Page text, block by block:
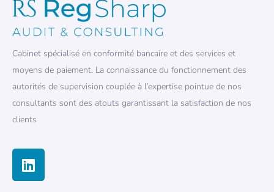
Cabinet spécialisé en conformité bancaire et des services et
moyens de paiement. La connaissance du fonctionnement des
autorités de supervision couplée à l’expertise pointue de nos
consultants sont des atouts garantissant la satisfaction de nos
clients